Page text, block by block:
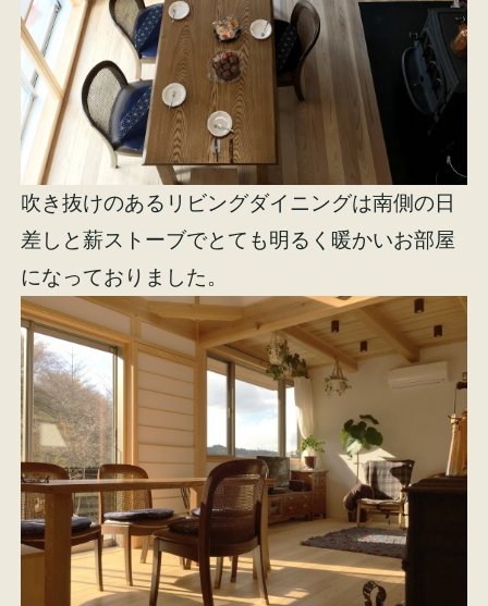
吹き抜けのあるリビングダイニングは南側の日
差しと薪ストーブでとても明るく暖かいお部屋
になっておりました。オンラインショップ
イベント情報 来場予約
資料請求 お問い合わせ